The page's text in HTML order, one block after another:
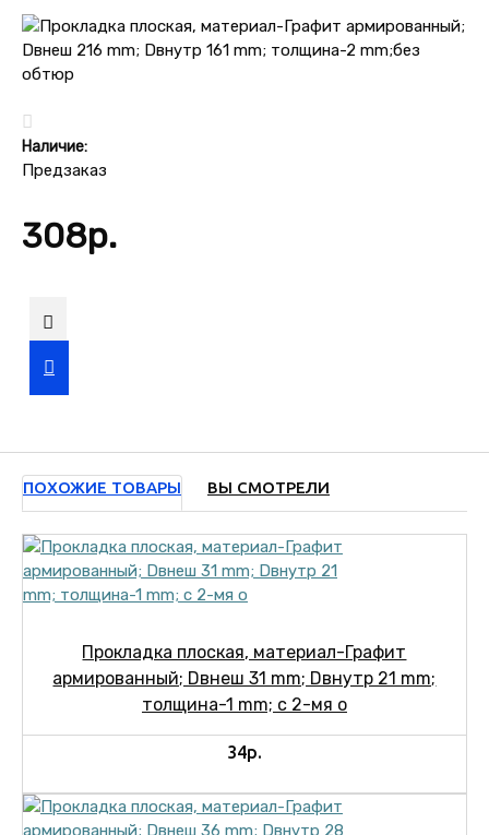
Наличие:
Предзаказ
308р.
ПОХОЖИЕ ТОВАРЫ ВЫ СМОТРЕЛИ
Прокладка плоская, материал-Графит
армированный; Dвнеш 31 mm; Dвнутр 21 mm;
толщина-1 mm; c 2-мя о
34р.